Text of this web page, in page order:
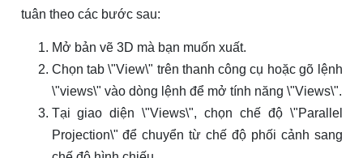
tuân theo các bước sau:
Mở bản vẽ 3D mà bạn muốn xuất.
Chọn tab \"View\" trên thanh công cụ hoặc gõ lệnh
\"views\" vào dòng lệnh để mở tính năng \"Views\".
Tại giao diện \"Views\", chọn chế độ \"Parallel
Projection\" để chuyển từ chế độ phối cảnh sang